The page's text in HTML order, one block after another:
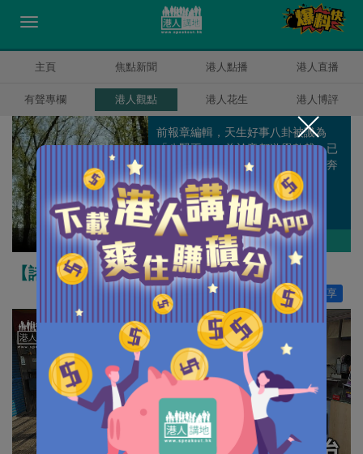
主頁 焦點新聞 港人點播 港人直播
有聲專欄 港人觀點 港人花生 港人博評
盧展常
前報章編輯，天生好事八卦被譏為
「八賢王」，曾於帝都遊學數載，已
過而立之年仍一事無成，每日為口奔
馳但仍渴望能走到天涯海角。
作者其他博評
【諸行無常】政治玩過頭 百姓「有排受」
分享
66